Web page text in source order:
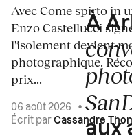
Avec Come spirto in
Enzo Castellucci
l'isolement devient
photographique.
prix...
06 août 2026
•
Écrit par Cassandre
À
aux